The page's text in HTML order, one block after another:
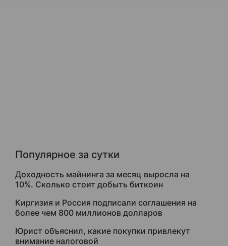
Популярное за сутки
Доходность майнинга за месяц выросла на
10%. Сколько стоит добыть биткоин
Киргизия и Россия подписали соглашения на
более чем 800 миллионов долларов
Юрист объяснил, какие покупки привлекут
внимание налоговой